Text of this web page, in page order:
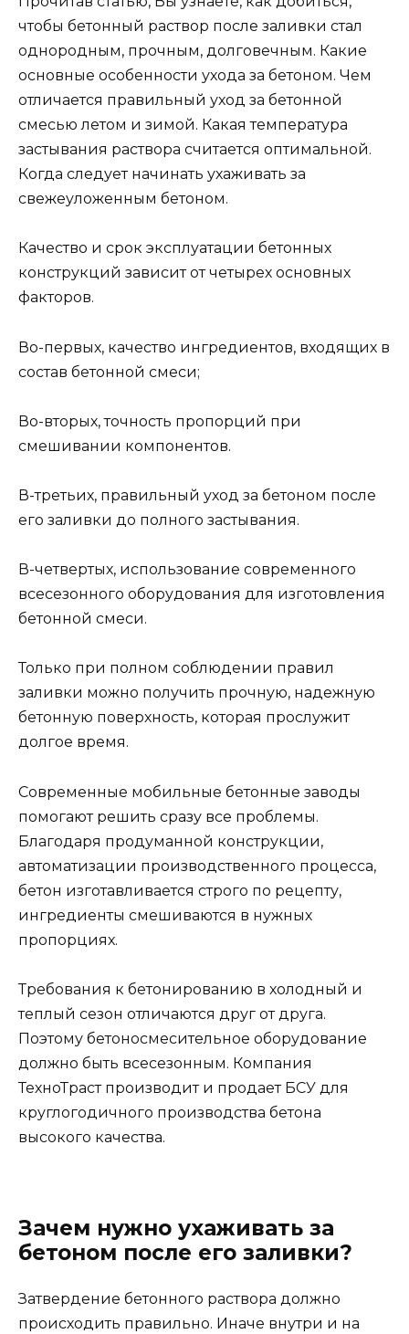
чтобы бетонный раствор после заливки стал
однородным, прочным, долговечным. Какие
основные особенности ухода за бетоном. Чем
отличается правильный уход за бетонной
смесью летом и зимой. Какая температура
застывания раствора считается оптимальной.
Когда следует начинать ухаживать за
свежеуложенным бетоном.
Качество и срок эксплуатации бетонных
конструкций зависит от четырех основных
факторов.
Во-первых, качество ингредиентов, входящих в
состав бетонной смеси;
Во-вторых, точность пропорций при
смешивании компонентов.
В-третьих, правильный уход за бетоном после
его заливки до полного застывания.
В-четвертых, использование современного
всесезонного оборудования для изготовления
бетонной смеси.
Только при полном соблюдении правил
заливки можно получить прочную, надежную
бетонную поверхность, которая прослужит
долгое время.
Современные мобильные бетонные заводы
помогают решить сразу все проблемы.
Благодаря продуманной конструкции,
автоматизации производственного процесса,
бетон изготавливается строго по рецепту,
ингредиенты смешиваются в нужных
пропорциях.
Требования к бетонированию в холодный и
теплый сезон отличаются друг от друга.
Поэтому бетоносмесительное оборудование
должно быть всесезонным. Компания
ТехноТраст производит и продает БСУ для
круглогодичного производства бетона
высокого качества.
Зачем нужно ухаживать за
бетоном после его заливки?
Затвердение бетонного раствора должно
происходить правильно. Иначе внутри и на